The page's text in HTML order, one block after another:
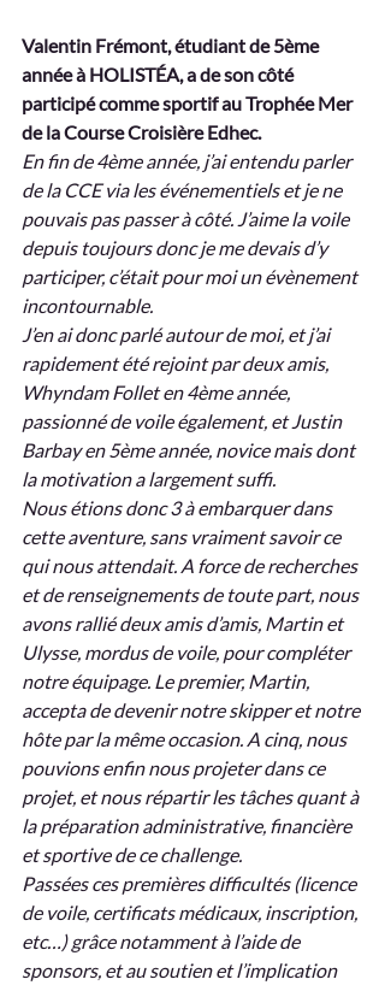
Valentin Frémont, étudiant de 5ème
année à HOLISTÉA, a de son côté
participé comme sportif au Trophée Mer
de la Course Croisière Edhec.
En fin de 4ème année, j’ai entendu parler
de la CCE via les événementiels et je ne
pouvais pas passer à côté. J’aime la voile
depuis toujours donc je me devais d’y
participer, c’était pour moi un évènement
incontournable.
J’en ai donc parlé autour de moi, et j’ai
rapidement été rejoint par deux amis,
Whyndam Follet en 4ème année,
passionné de voile également, et Justin
Barbay en 5ème année, novice mais dont
la motivation a largement suffi.
Nous étions donc 3 à embarquer dans
cette aventure, sans vraiment savoir ce
qui nous attendait. A force de recherches
et de renseignements de toute part, nous
avons rallié deux amis d’amis, Martin et
Ulysse, mordus de voile, pour compléter
notre équipage. Le premier, Martin,
accepta de devenir notre skipper et notre
hôte par la même occasion. A cinq, nous
pouvions enfin nous projeter dans ce
projet, et nous répartir les tâches quant à
la préparation administrative, financière
et sportive de ce challenge.
Passées ces premières difficultés (licence
de voile, certificats médicaux, inscription,
etc…) grâce notamment à l’aide de
sponsors, et au soutien et l’implication